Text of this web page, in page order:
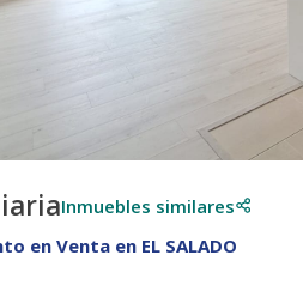
Inmuebles similares
en Venta en EL SALADO